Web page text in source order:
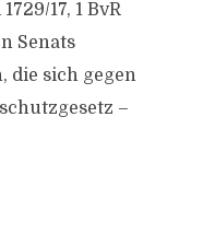
17, 1 BvR
Senats
die sich gegen
–